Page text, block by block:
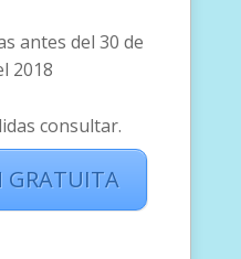
antes del 30 de
2018
consultar.
GRATUITA